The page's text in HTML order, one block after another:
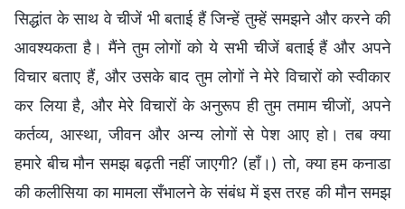
सिद्धांत के साथ वे चीजें भी बताई हैं जिन्हें तुम्हें समझने और करने की
आवश्यकता है। मैंने तुम लोगों को ये सभी चीजें बताई हैं और अपने
विचार बताए हैं, और उसके बाद तुम लोगों ने मेरे विचारों को स्वीकार
कर लिया है, और मेरे विचारों के अनुरूप ही तुम तमाम चीजों, अपने
कर्तव्य, आस्था, जीवन और अन्य लोगों से पेश आए हो। तब क्या
हमारे बीच मौन समझ बढ़ती नहीं जाएगी? (हाँ।) तो, क्या हम कनाडा
की कलीसिया का मामला सँभालने के संबंध में इस तरह की मौन समझ